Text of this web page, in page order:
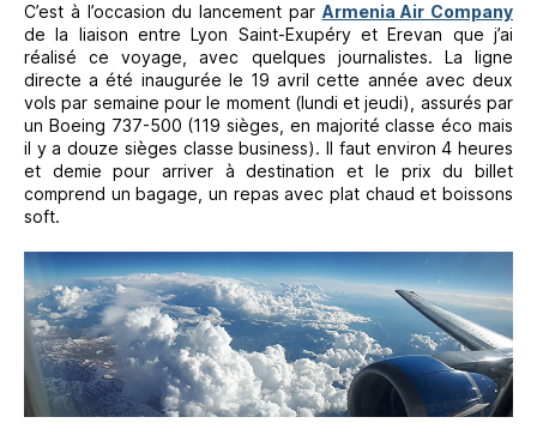
C’est à l’occasion du lancement par Armenia Air Company
de la liaison entre Lyon Saint-Exupéry et Erevan que j’ai
réalisé ce voyage, avec quelques journalistes. La ligne
directe a été inaugurée le 19 avril cette année avec deux
vols par semaine pour le moment (lundi et jeudi), assurés par
un Boeing 737-500 (119 sièges, en majorité classe éco mais
il y a douze sièges classe business). Il faut environ 4 heures
et demie pour arriver à destination et le prix du billet
comprend un bagage, un repas avec plat chaud et boissons
soft.